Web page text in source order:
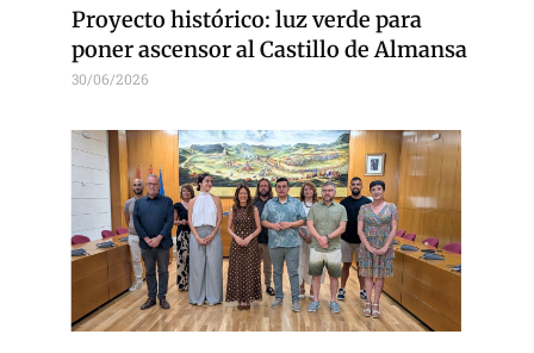
Proyecto histórico: luz verde para
poner ascensor al Castillo de Almansa
30/06/2026